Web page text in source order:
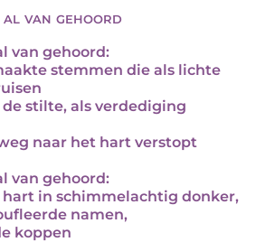
van gehoord
van gehoord:
stemmen die als lichte
stilte, als verdediging
naar het hart verstopt
van gehoord:
in schimmelachtig donker,
namen,
koppen